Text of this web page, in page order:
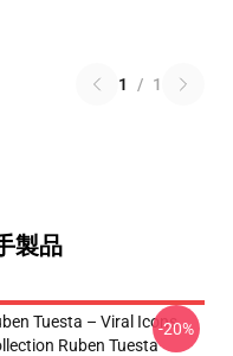
1 / 1
製品
Tuesta – Viral Icons
Ruben Tuesta
-20%